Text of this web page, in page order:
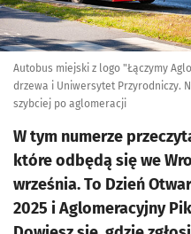
Autobus miejski z logo "Łączymy
drzewa i Uniwersytet Przyrodniczy.
szybciej po aglomeracji
W tym numerze
które odbędą się we
września. To Dzień
2025 i Aglomeracyjny